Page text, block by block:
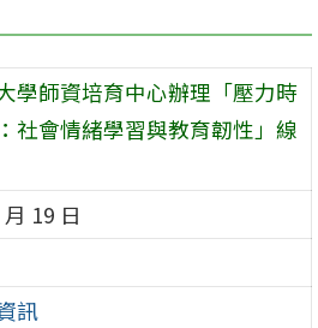
學師資培育中心辦理「壓力時
社會情緒學習與教育韌性」線
19 日
訊